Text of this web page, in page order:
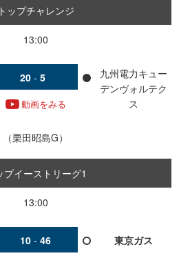
トップチャレンジ
13:00
20 - 5
動画をみる
九州電力キュー
デンヴォルテク
ス
栗田昭島G
プイーストリーグ1
13:00
10 - 46 東京ガス